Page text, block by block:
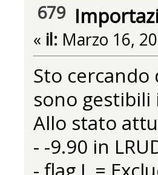
679
« il: Marzo 16,
Sto
sono gestibili
Allo stato
- -9.90 in